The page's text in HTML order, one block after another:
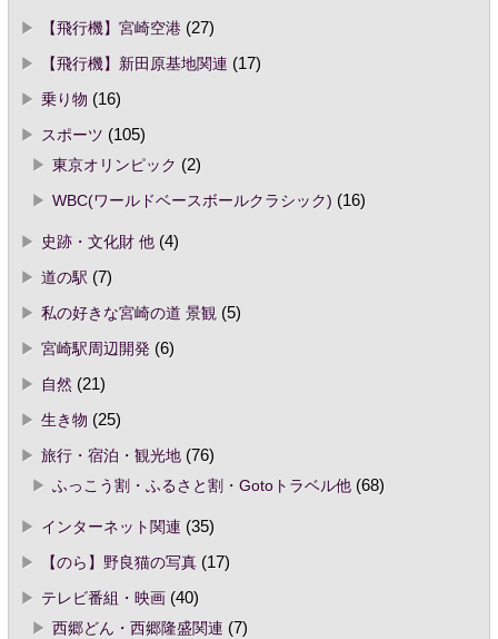
【飛行機】宮崎空港(27)
【飛行機】新田原基地関連 (17)
乗り物 (16)
スポーツ (105)
東京オリンピック (2)
WBC(ワールドベースボールクラシック) (16)
史跡・文化財 他(4)
道の駅 (7)
私の好きな宮崎の道 景観(5)
宮崎駅周辺開発(6)
自然 (21)
生き物 (25)
旅行・宿泊・観光地(76)
ふっこう割・ふるさと割・Gotoトラベル他(68)
インターネット関連 (35)
【のら】野良猫の写真(17)
テレビ番組・映画(40)
西郷どん・西郷隆盛関連 (7)